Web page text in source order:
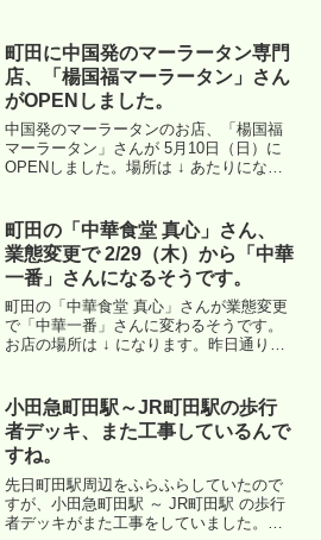
町田に中国発のマーラータン専門
店、「楊国福マーラータン」さん
がOPENしました。
中国発のマーラータンのお店、「楊国福
マーラータン」さんが 5月10日（日）に
OPENしました。場所は ↓ あたりにな
町田の「中華食堂 真心」さん、
業態変更で 2/29（木）から「中華
一番」さんになるそうです。
町田の「中華食堂 真心」さんが業態変更
で「中華一番」さんに変わるそうです。
お店の場所は ↓ になります。昨日通りす
小田急町田駅～JR町田駅の歩行
者デッキ、また工事しているんで
すね。
先日町田駅周辺をふらふらしていたので
すが、小田急町田駅 ～ JR町田駅 の歩行
者デッキがまた工事をしていました。昨